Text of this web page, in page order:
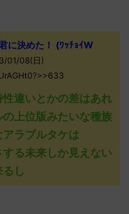
に決めた！ (ﾜｯﾁｮｲW
01/08(日)
違いとかの差はあれ
の上位版みたいな種族
ラブルタケは
る未来しか見えない
し